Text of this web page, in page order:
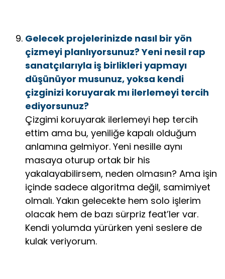
Gelecek projelerinizde nasıl bir yön
çizmeyi planlıyorsunuz? Yeni nesil rap
sanatçılarıyla iş birlikleri yapmayı
düşünüyor musunuz, yoksa kendi
çizginizi koruyarak mı ilerlemeyi tercih
ediyorsunuz?
Çizgimi koruyarak ilerlemeyi hep tercih
ettim ama bu, yeniliğe kapalı olduğum
anlamına gelmiyor. Yeni nesille aynı
masaya oturup ortak bir his
yakalayabilirsem, neden olmasın? Ama işin
içinde sadece algoritma değil, samimiyet
olmalı. Yakın gelecekte hem solo işlerim
olacak hem de bazı sürpriz feat’ler var.
Kendi yolumda yürürken yeni seslere de
kulak veriyorum.